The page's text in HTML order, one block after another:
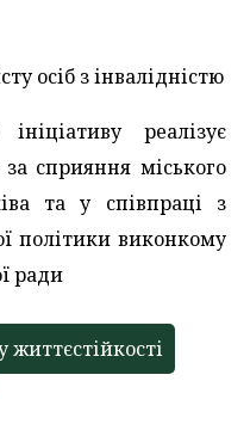
осіб з інвалідністю
реалізує
за сприяння міського
та у співпраці з
політики виконкому
ради
життєстійкості